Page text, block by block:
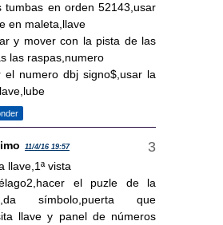
tumbas en orden 52143,usar
en maleta,llave
y mover con la pista de las
las raspas,numero
el numero dbj signo$,usar la
11/4/16 19:57
llave,1ª vista
el puzle de la
símbolo,puerta que
llave y panel de números